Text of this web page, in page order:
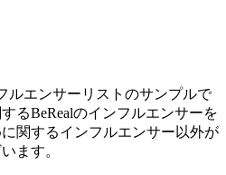
ルエンサーリストのサンプルで
るBeRealのインフルエンサーを
関するインフルエンサー以外が
ます。